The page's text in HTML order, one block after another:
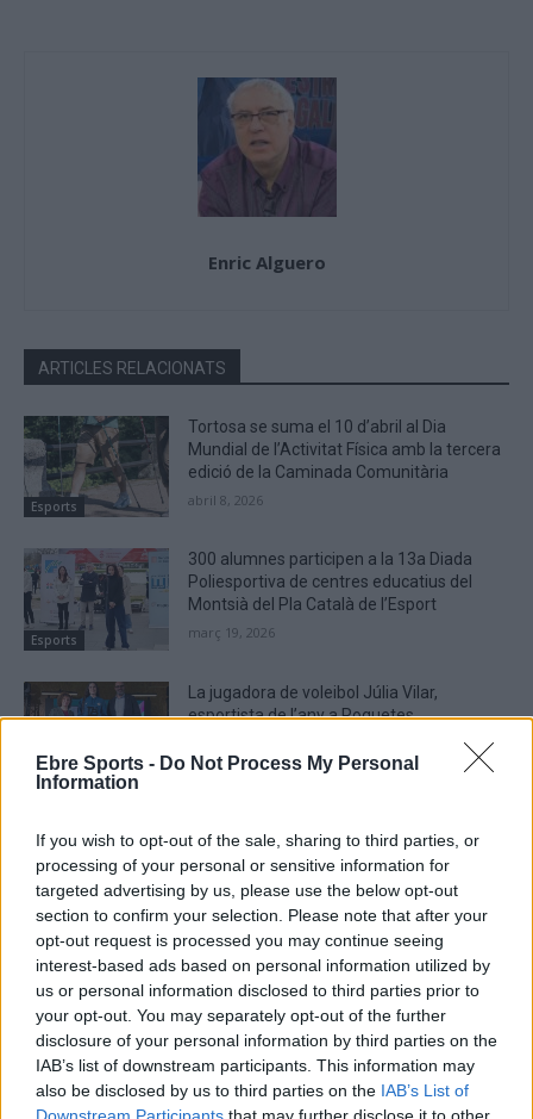
Ebre Sports - Do Not Process My Personal
Information
If you wish to opt-out of the sale, sharing to third parties, or
processing of your personal or sensitive information for
targeted advertising by us, please use the below opt-out
section to confirm your selection. Please note that after your
opt-out request is processed you may continue seeing
interest-based ads based on personal information utilized by
us or personal information disclosed to third parties prior to
your opt-out. You may separately opt-out of the further
disclosure of your personal information by third parties on the
IAB’s list of downstream participants. This information may
also be disclosed by us to third parties on the IAB’s List of
Enric Alguero
ARTICLES RELACIONATS
Esports
Tortosa se suma el 10 d’abril al Dia
Mundial de l’Activitat Física amb la tercera
edició de la Caminada Comunitària
abril 8, 2026
Esports
300 alumnes participen a la 13a Diada
Poliesportiva de centres educatius del
Montsià del Pla Català de l’Esport
març 19, 2026
Esports
La jugadora de voleibol Júlia Vilar,
esportista de l’any a Roquetes
DEIXA UNA RESPOSTA